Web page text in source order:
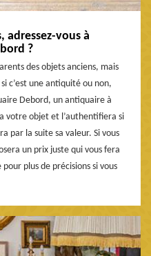
adressez-vous à
?
des objets anciens, mais
c’est une antiquité ou non,
Debord, un antiquaire à
votre objet et l’authentifiera si
par la suite sa valeur. Si vous
un prix juste qui vous fera
plus de précisions si vous